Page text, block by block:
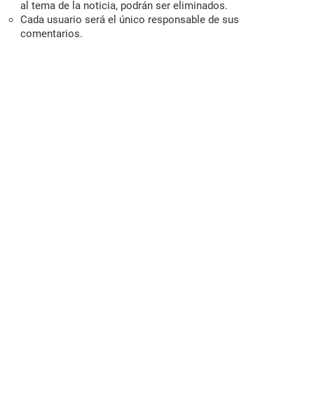
al tema de la noticia, podrán ser eliminados.
Cada usuario será el único responsable de sus
comentarios.